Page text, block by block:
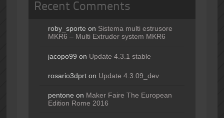
Recent Comments
roby_sporte on Sistema multi estrusore
MKR6 – Multi Extruder system MKR6
jacopo99 on Update 4.3.1 stable
rosario3dprton Update 4.3.09_dev
pentone on Maker Faire The European
Edition Rome 2016